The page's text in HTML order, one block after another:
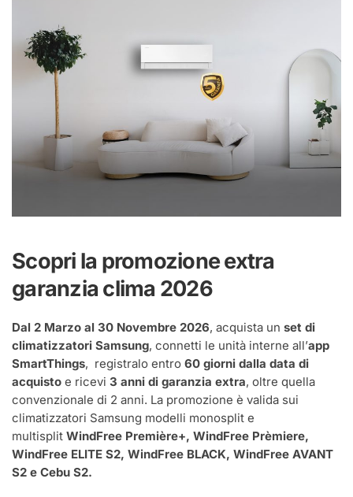
Scopri la promozione extra
garanzia clima 2026
Dal 2 Marzo al 30 Novembre 2026, acquista un set di
climatizzatori Samsung, connetti le unità interne all’app
SmartThings, registralo entro 60 giorni dalla data di
acquisto e ricevi 3 anni di garanzia extra, oltre quella
convenzionale di 2 anni. La promozione è valida sui
climatizzatori Samsung modelli monosplit e
multisplit WindFree Première+, WindFree Prèmiere,
WindFree ELITE S2, WindFree BLACK, WindFree AVANT
S2 e Cebu S2.